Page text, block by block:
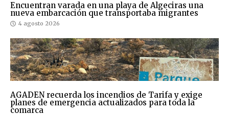
Encuentran varada en una playa de Algeciras una
nueva embarcación que transportaba migrantes
4 agosto 2026
AGADEN recuerda los incendios de Tarifa y exige
planes de emergencia actualizados para toda la
comarca